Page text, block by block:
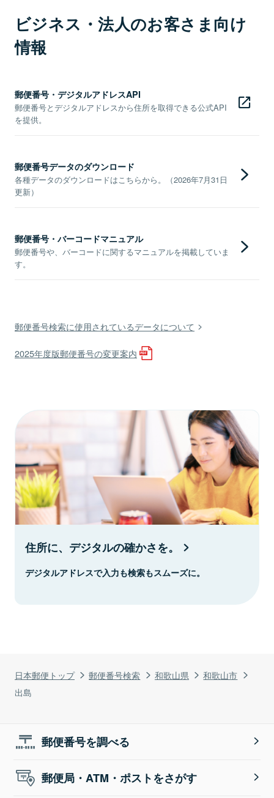
日本郵便トップ 郵便番号検索 和歌山県
和歌山市
出島
ビジネス・法人のお客さま向け
情報
郵便番号・デジタルアドレスAPI
郵便番号とデジタルアドレスから住所を取得できる公式API
を提供。
郵便番号データのダウンロード
各種データのダウンロードはこちらから。（2026年7月31日
更新）
郵便番号・バーコードマニュアル
郵便番号や、バーコードに関するマニュアルを掲載していま
す。
郵便番号検索に使用されているデータについて
2025年度版郵便番号の変更案内
住所に、デジタルの確かさを。
デジタルアドレスで入力も検索もスムーズに。
郵便番号を調べる
郵便局・ATM・ポストをさがす